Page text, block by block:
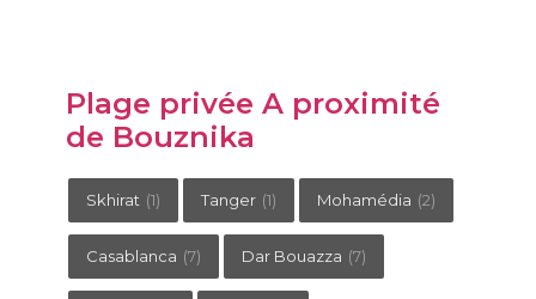
Plage privée A proximité
de Bouznika
Skhirat (1) Tanger (1) Mohamédia (2)
Casablanca (7) Dar Bouazza (7)